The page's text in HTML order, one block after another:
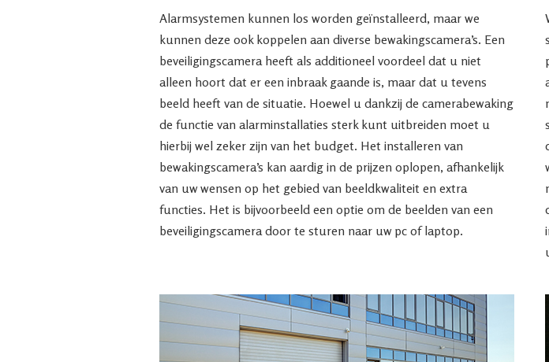
Alarmsystemen kunnen los worden geïnstalleerd, maar we
kunnen deze ook koppelen aan diverse bewakingscamera’s. Een
beveiligingscamera heeft als additioneel voordeel dat u niet
alleen hoort dat er een inbraak gaande is, maar dat u tevens
beeld heeft van de situatie. Hoewel u dankzij de camerabewaking
de functie van alarminstallaties sterk kunt uitbreiden moet u
hierbij wel zeker zijn van het budget. Het installeren van
bewakingscamera’s kan aardig in de prijzen oplopen, afhankelijk
van uw wensen op het gebied van beeldkwaliteit en extra
functies. Het is bijvoorbeeld een optie om de beelden van een
beveiligingscamera door te sturen naar uw pc of laptop.